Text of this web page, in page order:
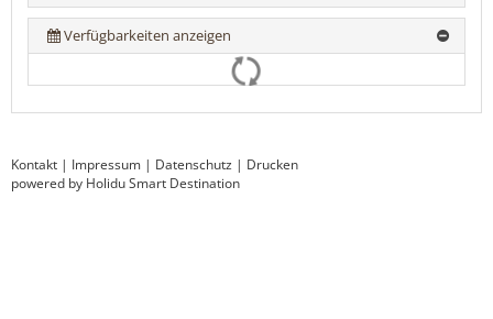
Verfügbarkeiten anzeigen
Kontakt | Impressum | Datenschutz | Drucken
powered by Holidu Smart Destination